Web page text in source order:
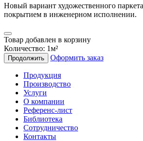
Новый вариант художественного
покрытием в инженерном исполнении.
Товар добавлен в корзину
Количество: 1м²
Продолжить Оформить заказ
Продукция
Производство
Услуги
О компании
Референс-лист
Библиотека
Сотрудничество
Контакты